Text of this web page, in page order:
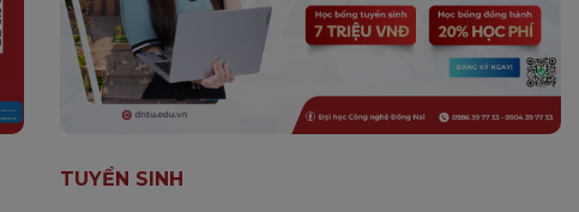
TUYỂN SINH